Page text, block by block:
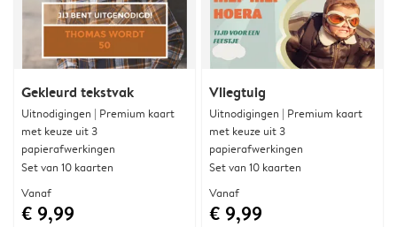
Gekleurd tekstvak
Uitnodigingen | Premium kaart
met keuze uit 3
papierafwerkingen
Set van 10 kaarten
Vanaf
€ 9,99
Vliegtuig
Uitnodigingen | Premium kaart
met keuze uit 3
papierafwerkingen
Set van 10 kaarten
Vanaf
€ 9,99